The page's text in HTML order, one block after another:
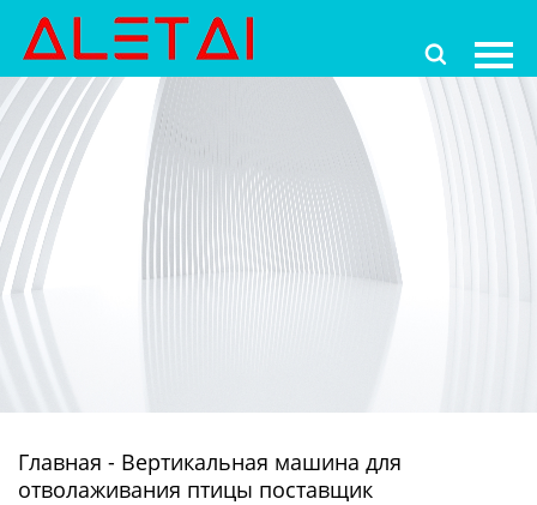

Главная
Продукция
Новости
О Hас
Контакты
Главная - Вертикальная машина для
отволаживания птицы поставщик